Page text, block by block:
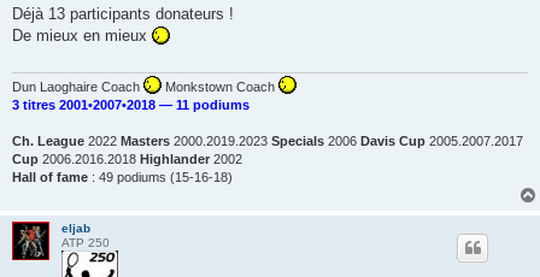
s
s
a
Déjà 13 participants donateurs !
De mieux en mieux
Dun Laoghaire Coach
Monkstown Coach
3 titres 2001•2007•2018 — 11 podiums
Ch. League 2022 Masters 2000.2019.2023 Specials 2006 Davis Cup 2005.2007.2017
Cup 2006.2016.2018 Highlander 2002
Hall of fame : 49 podiums (15-16-18)
eljab
ATP 250